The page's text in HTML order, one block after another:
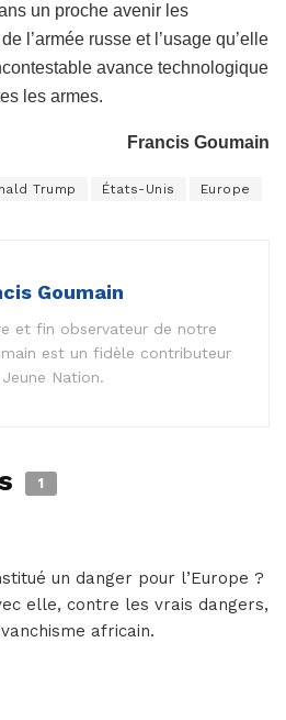
un proche avenir les
l’armée russe et l’usage qu’elle
avance technologique
les armes.
Francis Goumain
Trump États-Unis Europe
Goumain
et fin observateur de notre
est un fidèle contributeur
Nation.
1
un danger pour l’Europe ?
elle, contre les vrais dangers,
africain.